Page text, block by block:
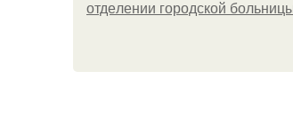
oтдeлeнии гopoдcкoй